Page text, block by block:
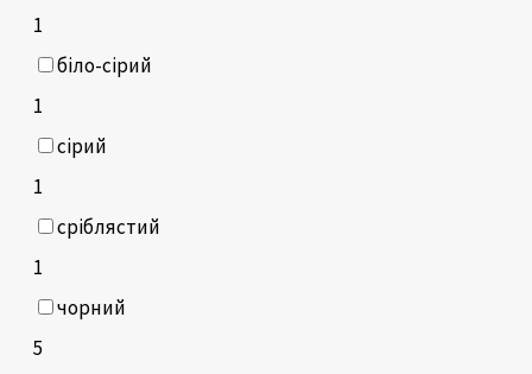
1
біло-сірий
1
сірий
1
сріблястий
1
чорний
5